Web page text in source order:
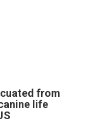
from
life